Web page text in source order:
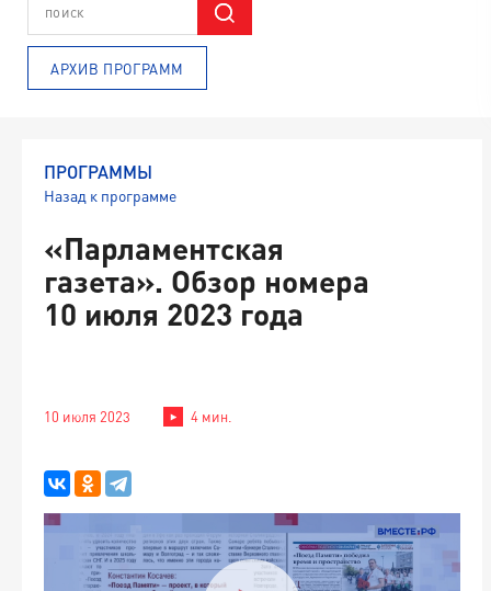
АРХИВ ПРОГРАММ
ПРОГРАММЫ
Назад к программе
«Парламентская
газета». Обзор номера
10 июля 2023 года
10 июля 2023 4 мин.